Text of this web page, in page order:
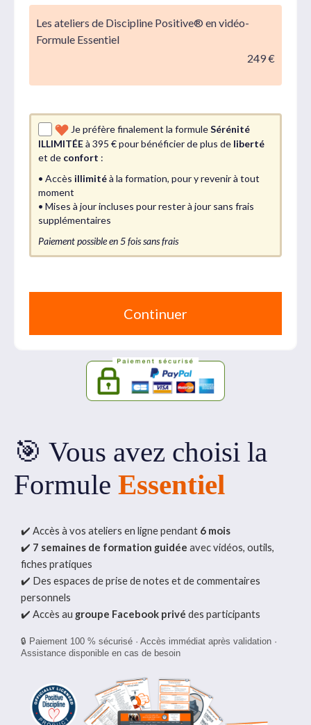
Les ateliers de Discipline Positive® en vidéo-
Formule Essentiel
249 €
Je préfère finalement la formuleSérénité
ILLIMITÉEà 395 € pour bénéficier de plus de liberté
et de confort :
• Accès illimitéà la formation, pour y revenir à tout
moment
• Mises à jour incluses pour rester à jour sans frais
supplémentaires
Paiement possible en 5 fois sans frais
Continuer
🎯 Vous avez choisi la
Formule Essentiel
✔️ Accès à vos ateliers en ligne pendant 6 mois
✔️ 7 semaines de formation guidée avec vidéos, outils,
fiches pratiques
✔️ Des espaces de prise de notes et de commentaires
personnels
✔️ Accès au groupe Facebook privé des participants
🔒 Paiement 100 % sécurisé · Accès immédiat après validation ·
Assistance disponible en cas de besoin